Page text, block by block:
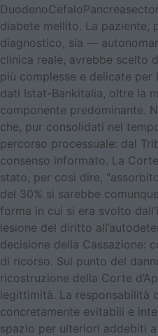
diabete mellito. La paziente,
diagnostico, sia —
clinica reale, avrebbe scelto
più complesse e delicate
dati Istat-Bankitalia, oltre la
componente predominante.
che, pur consolidati nel
percorso processuale: dal
consenso informato. La
stato, per così dire,
del 30% si sarebbe
forma in cui si era svolto
lesione del diritto
decisione della Cassazione:
di ricorso. Sul punto del
ricostruzione della Corte
legittimità. La responsabilità
concretamente evitabili e
spazio per ulteriori addebiti